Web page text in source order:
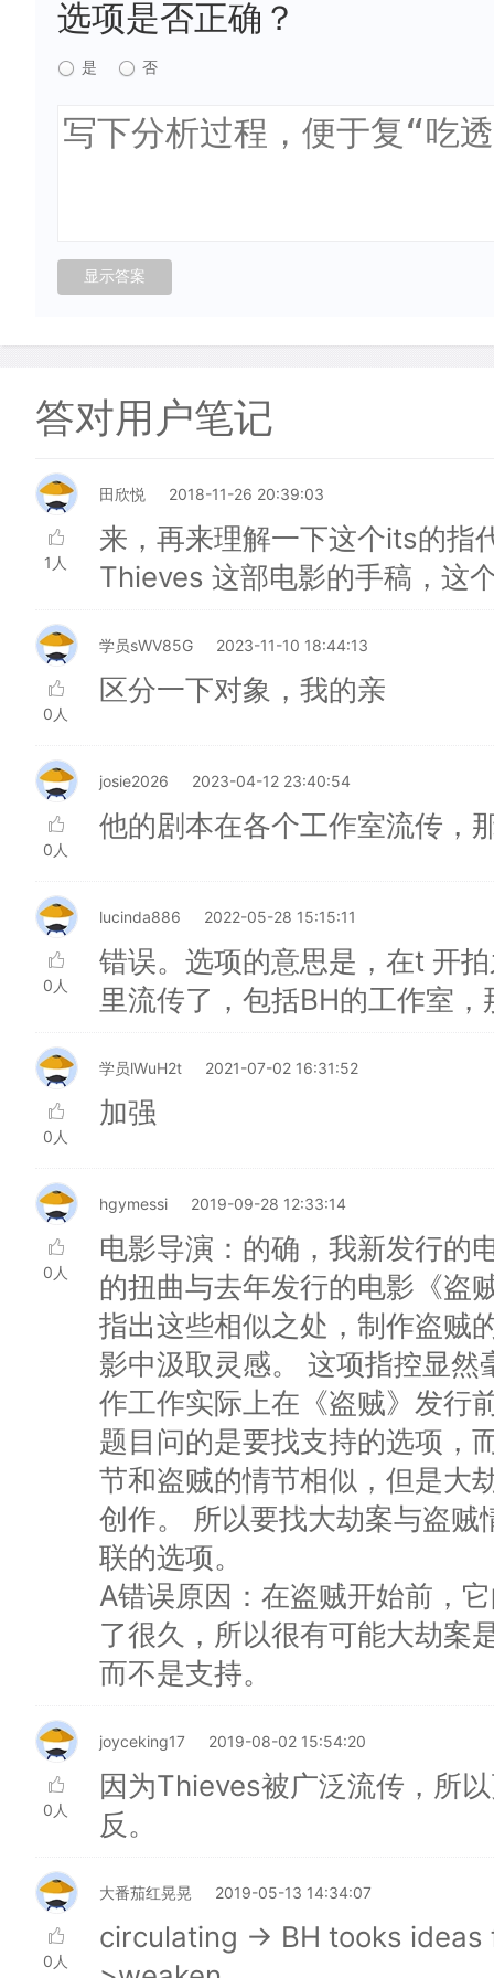
选项是否正确？
是 否
答对用户笔记
1人
田欣悦 2018-11-26 20:39:03
来，再来理解一下这个its的指
Thieves 这部电影的手稿，这
0人
学员sWV85G 2023-11-10 18:44:13
区分一下对象，我的亲
0人
josie2026 2023-04-12 23:40:54
他的剧本在各个工作室流传，
0人
lucinda886 2022-05-28 15:15:11
错误。选项的意思是，在t 开
里流传了，包括BH的工作室
0人
学员lWuH2t 2021-07-02 16:31:52
加强
0人
hgymessi 2019-09-28 12:33:14
电影导演：的确，我新发行的
的扭曲与去年发行的电影《盗
指出这些相似之处，制作盗贼
影中汲取灵感。 这项指控显
作工作实际上在《盗贼》发行
题目问的是要找支持的选项，
节和盗贼的情节相似，但是大
创作。 所以要找大劫案与盗
联的选项。
A错误原因：在盗贼开始前，
了很久，所以很有可能大劫案
而不是支持。
0人
joyceking17 2019-08-02 15:54:20
因为Thieves被广泛流传，所
反。
0人
大番茄红晃晃 2019-05-13 14:34:07
circulating -> BH tooks